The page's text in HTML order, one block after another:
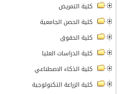
كلية التمريض
كلية الحصن الجامعية
كلية الحقوق
كلية الدراسات العليا
كلية الذكاء الاصطناعي
كلية الزراعة التكنولوجية